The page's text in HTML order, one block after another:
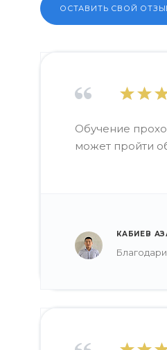
ОСТАВИТЬ СВОЙ
Обучение
может пройти
КАБИЕВ